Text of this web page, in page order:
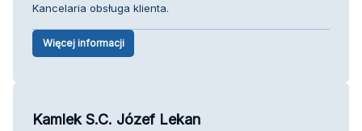
Kancelaria obsługa klienta.
Więcej informacji
Kamlek S.C. Józef Lekan